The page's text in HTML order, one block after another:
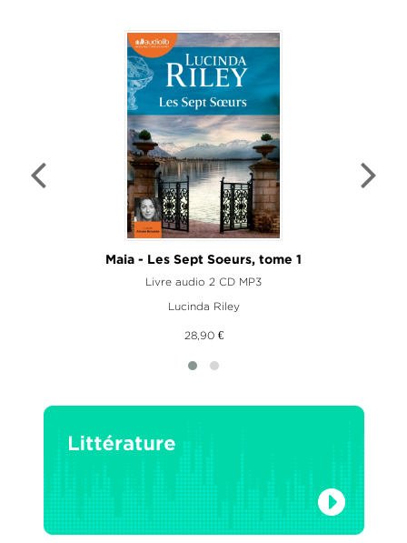
Maia - Les Sept Soeurs, tome 1
Livre audio 2 CD MP3
Lucinda Riley
28,90 €